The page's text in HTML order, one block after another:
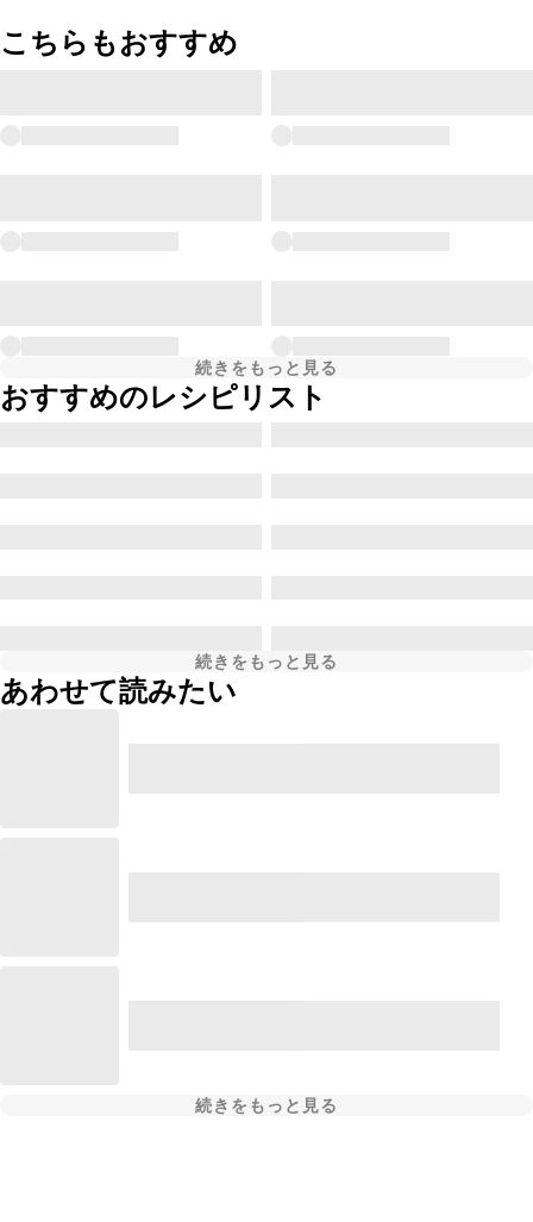
こちらもおすすめ
続きをもっと見る
おすすめのレシピリスト
続きをもっと見る
あわせて読みたい
続きをもっと見る